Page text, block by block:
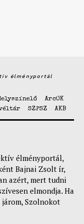
élményportál
ArcOK
SZPSZ AKB
élményportál,
Bajnai Zsolt ír,
azért, mert tudni
elmondja. Ha
Szolnokot